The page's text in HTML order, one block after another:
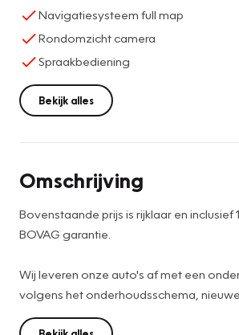
Navigatiesysteem full map
Rondomzicht camera
Spraakbediening
Bekijk alles
Omschrijving
Bovenstaande prijs is rijklaar en inclusief
BOVAG garantie.
Wij leveren onze auto's af met een
volgens het onderhoudsschema,
toepassing, auto wordt volledig binnen